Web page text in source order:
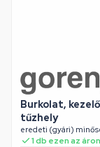
Burkolat,
tűzhely
eredeti (gyári)
1 db ezen az